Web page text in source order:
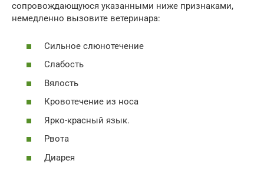
сопровождающуюся указанными ниже признаками,
немедленно вызовите ветеринара:
Сильное слюнотечение
Слабость
Вялость
Кровотечение из носа
Ярко-красный язык.
Рвота
Диарея